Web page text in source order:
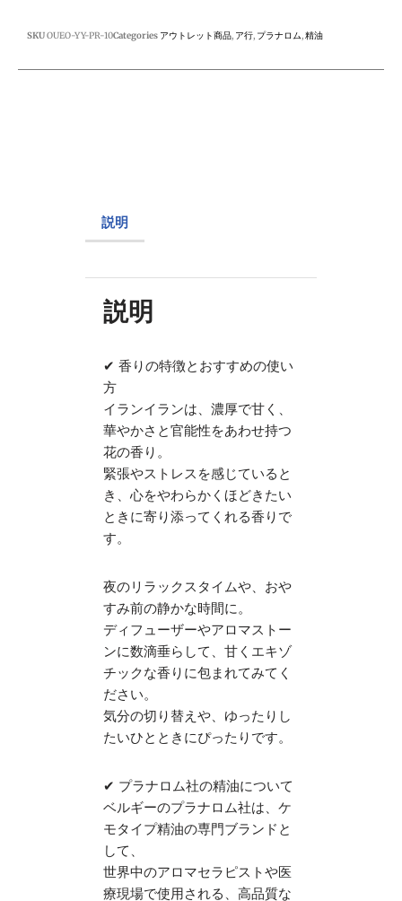
SKUOUEO-YY-PR-10Categories アウトレット商品 ア行 プラナロム 精油
説明
説明
✔ 香りの特徴とおすすめの使い
方
イランイランは、濃厚で甘く、
華やかさと官能性をあわせ持つ
花の香り。
緊張やストレスを感じていると
き、心をやわらかくほどきたい
ときに寄り添ってくれる香りで
す。
夜のリラックスタイムや、おや
すみ前の静かな時間に。
ディフューザーやアロマストー
ンに数滴垂らして、甘くエキゾ
チックな香りに包まれてみてく
ださい。
気分の切り替えや、ゆったりし
たいひとときにぴったりです。
✔ プラナロム社の精油について
ベルギーのプラナロム社は、ケ
モタイプ精油の専門ブランドと
して、
世界中のアロマセラピストや医
療現場で使用される、高品質な